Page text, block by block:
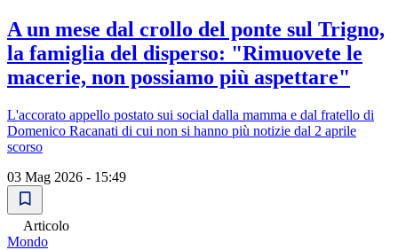
A un mese dal crollo del ponte sul Trigno,
la famiglia del disperso: "Rimuovete le
macerie, non possiamo più aspettare"
L'accorato appello postato sui social dalla mamma e dal fratello di
Domenico Racanati di cui non si hanno più notizie dal 2 aprile
scorso
03 Mag 2026 - 15:49
Articolo
Mondo